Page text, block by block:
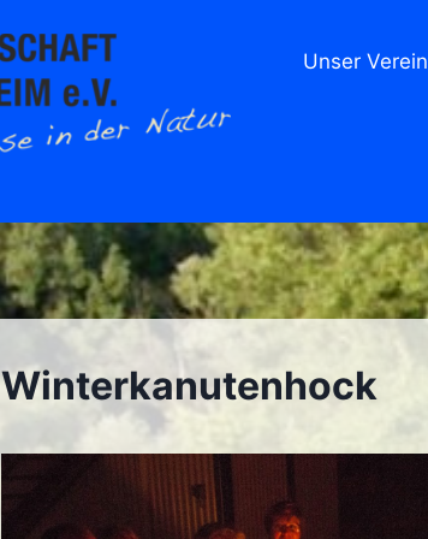
Unser Verein
Winterkanutenhock